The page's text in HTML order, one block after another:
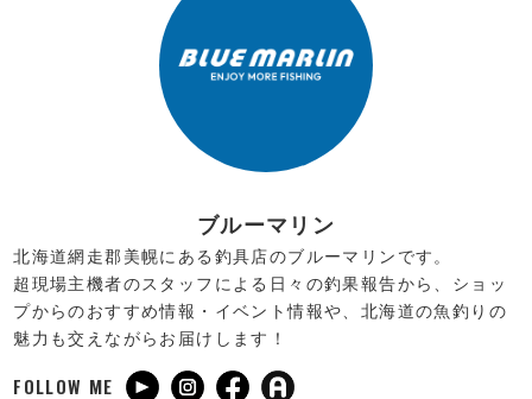
ブルーマリン
北海道網走郡美幌にある釣具店のブルーマリンです。
超現場主機者のスタッフによる日々の釣果報告から、ショッ
プからのおすすめ情報・イベント情報や、北海道の魚釣りの
魅力も交えながらお届けします！
FOLLOW ME